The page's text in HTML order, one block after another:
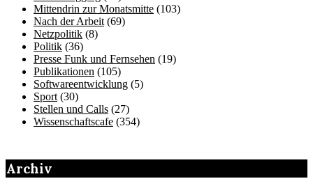
Mittendrin zur Monatsmitte (103)
Nach der Arbeit (69)
Netzpolitik (8)
Politik (36)
Presse Funk und Fernsehen (19)
Publikationen (105)
Softwareentwicklung (5)
Sport (30)
Stellen und Calls (27)
Wissenschaftscafe (354)
Archiv